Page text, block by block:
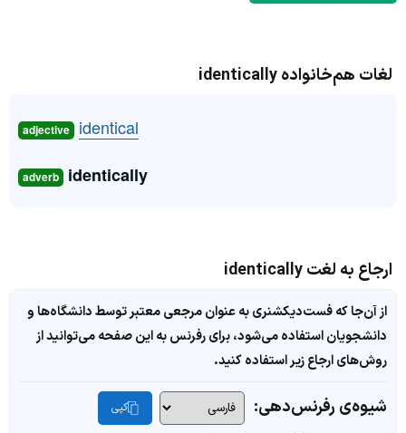
لغات هم‌خانواده identically
adjective identical
adverb identically
ارجاع به لغت identically
از آن‌جا که فست‌دیکشنری به عنوان مرجعی معتبر توسط دانشگاه‌ها و
دانشجویان استفاده می‌شود، برای رفرنس به این صفحه می‌توانید از
روش‌های ارجاع زیر استفاده کنید.
شیوه‌ی رفرنس‌دهی: کپی